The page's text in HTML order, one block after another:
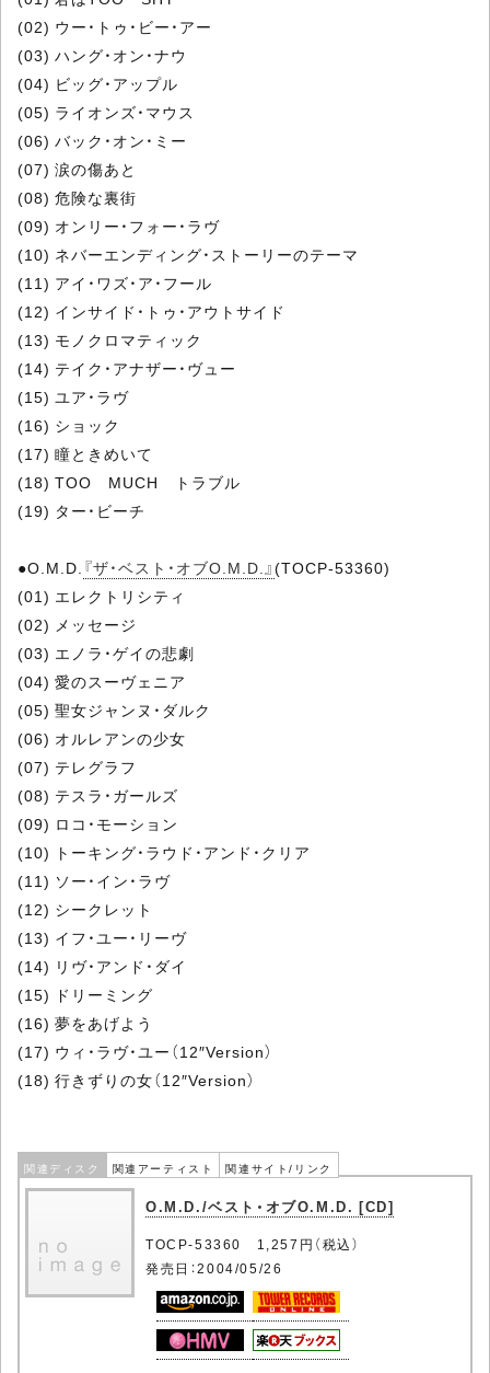
(02) ウー・トゥ・ビー・アー
(03) ハング・オン・ナウ
(04) ビッグ・アップル
(05) ライオンズ・マウス
(06) バック・オン・ミー
(07) 涙の傷あと
(08) 危険な裏街
(09) オンリー・フォー・ラヴ
(10) ネバーエンディング・ストーリーのテーマ
(11) アイ・ワズ・ア・フール
(12) インサイド・トゥ・アウトサイド
(13) モノクロマティック
(14) テイク・アナザー・ヴュー
(15) ユア・ラヴ
(16) ショック
(17) 瞳ときめいて
(18) TOO MUCH トラブル
(19) ター・ビーチ
●O.M.D. 『ザ・ベスト・オブO.M.D.』(TOCP-53360)
(01) エレクトリシティ
(02) メッセージ
(03) エノラ・ゲイの悲劇
(04) 愛のスーヴェニア
(05) 聖女ジャンヌ・ダルク
(06) オルレアンの少女
(07) テレグラフ
(08) テスラ・ガールズ
(09) ロコ・モーション
(10) トーキング・ラウド・アンド・クリア
(11) ソー・イン・ラヴ
(12) シークレット
(13) イフ・ユー・リーヴ
(14) リヴ・アンド・ダイ
(15) ドリーミング
(16) 夢をあげよう
(17) ウィ・ラヴ・ユー（12″Version）
(18) 行きずりの女（12″Version）
関連ディスク 関連アーティスト 関連サイト/リンク
O.M.D./ベスト・オブO.M.D. [CD]
TOCP-53360 1,257円（税込）
発売日：2004/05/26